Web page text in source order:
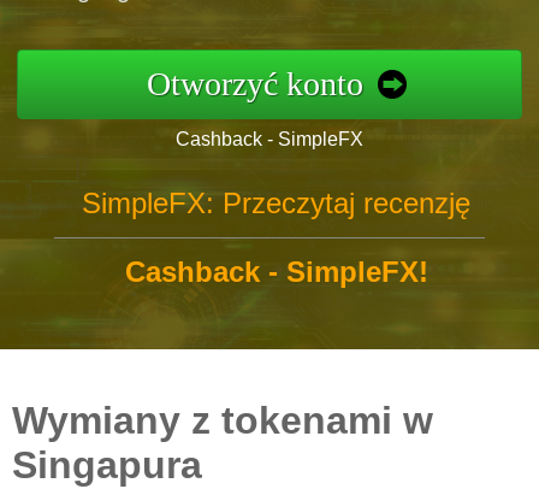
Otworzyć konto
Cashback - SimpleFX
SimpleFX: Przeczytaj recenzję
Cashback - SimpleFX!
Wymiany z tokenami w
Singapura